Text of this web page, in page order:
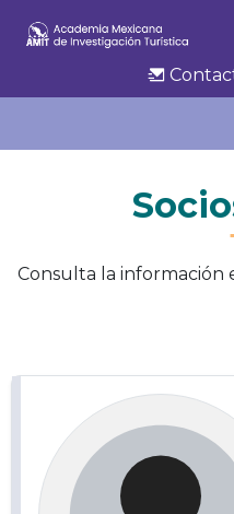
Consulta la información